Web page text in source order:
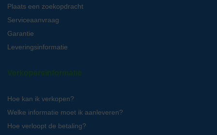
Plaats een zoekopdracht
Serviceaanvraag
Garantie
Leveringsinformatie
Verkopersinformatie
Hoe kan ik verkopen?
Welke informatie moet ik aanleveren?
Hoe verloopt de betaling?